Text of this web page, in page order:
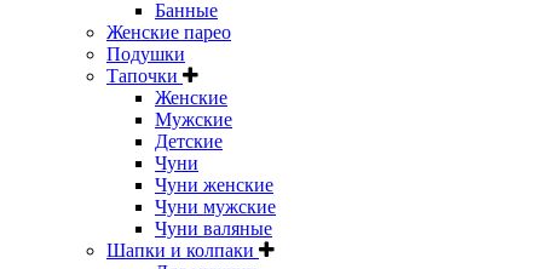
Банные
Женские парео
Подушки
Тапочки
Женские
Мужские
Детские
Чуни
Чуни женские
Чуни мужские
Чуни валяные
Шапки и колпаки